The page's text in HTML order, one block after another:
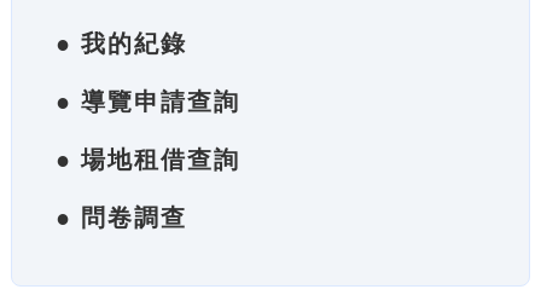
● 我的紀錄
● 導覽申請查詢
● 場地租借查詢
● 問卷調查